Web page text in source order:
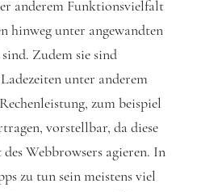
anderem Funktionsvielfalt
hinweg unter angewandten
Zudem sie sind
unter anderem
zum beispiel
vorstellbar, da diese
Webbrowsers agieren. In
zu tun sein meistens viel